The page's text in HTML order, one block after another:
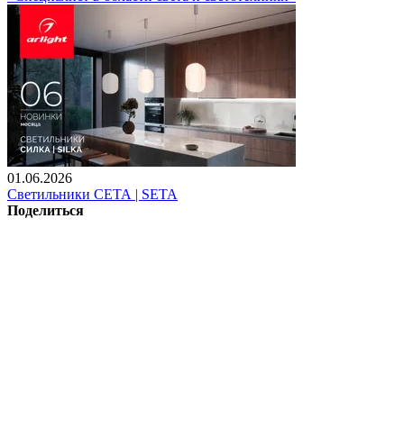
01.06.2026
Светильники СЕТА | SETA
Поделиться